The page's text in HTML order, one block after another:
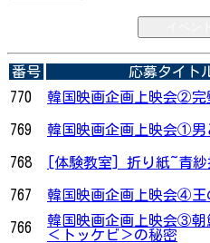
番号 応募タイト
770
韓国映画企画上映会②完
769
韓国映画企画上映会①男
768
[体験教室] 折り紙~青紗
767
韓国映画企画上映会④王
766
韓国映画企画上映会③朝
＜トッケビ＞の秘密